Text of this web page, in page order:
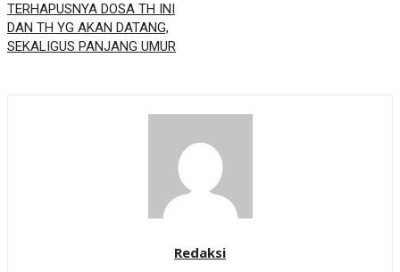
TERHAPUSNYA DOSA TH INI
DAN TH YG AKAN DATANG,
SEKALIGUS PANJANG UMUR
Redaksi